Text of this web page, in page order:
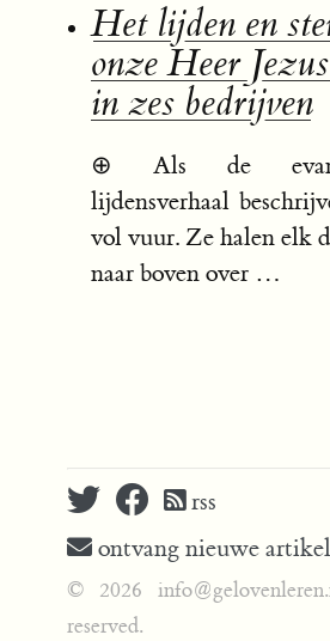
Het lijden en
onze Heer
in zes bedrijven
⊕ Als de
lijdensverhaal
vol vuur. Ze halen elk
naar boven over …
rss
ontvang nieuwe
© 2026
reserved.